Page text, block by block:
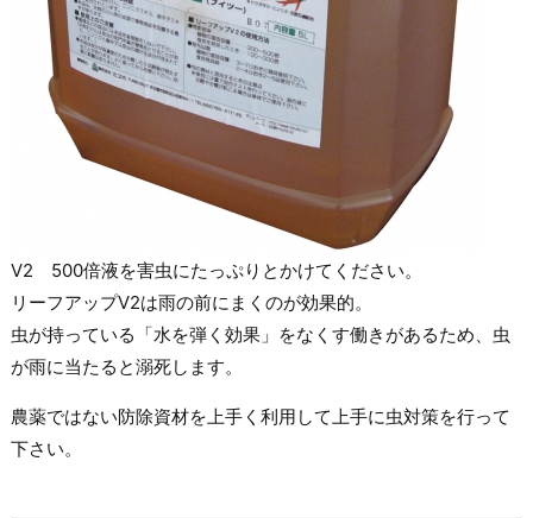
V2 500倍液を害虫にたっぷりとかけてください。
リーフアップV2は雨の前にまくのが効果的。
虫が持っている「水を弾く効果」をなくす働きがあるため、虫
が雨に当たると溺死します。
農薬ではない防除資材を上手く利用して上手に虫対策を行って
下さい。